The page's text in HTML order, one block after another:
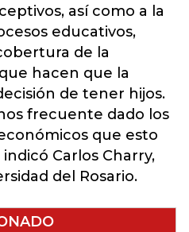
así como a la
educativos,
de la
hacen que la
de tener hijos.
frecuente dado los
que esto
Carlos Charry,
del Rosario.